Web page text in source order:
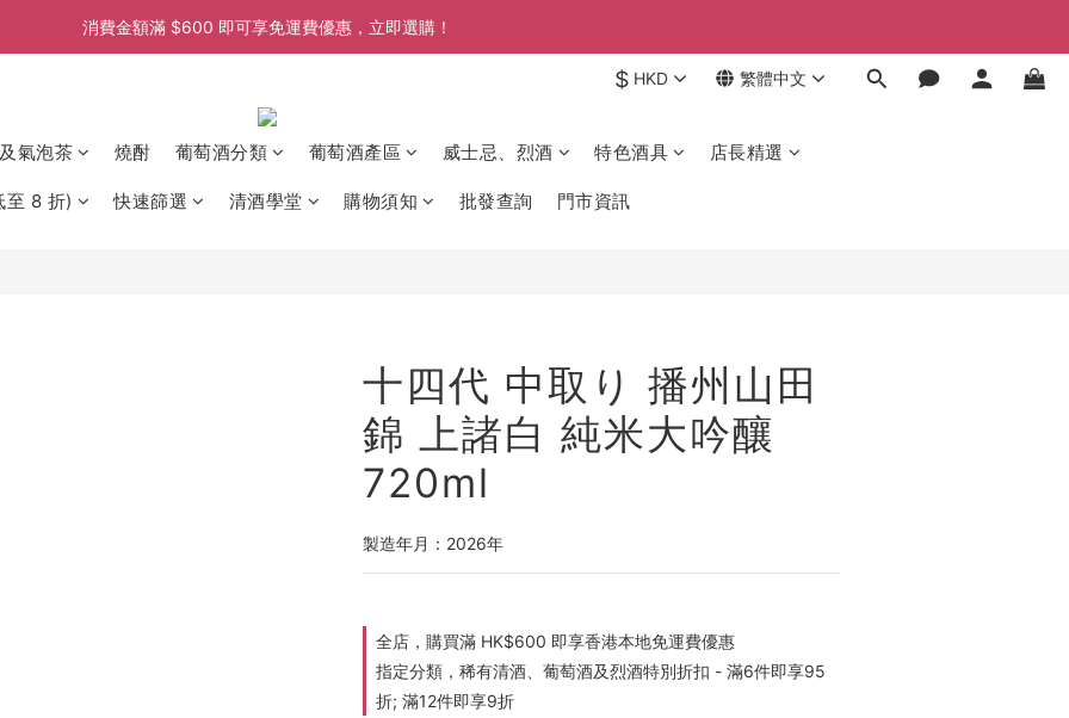
消費金額滿 $600 即可享免運費優惠，立即選購！
消費金額滿 $600 即可享免運費優惠，立即選購！
$ HKD 繁體中文
氣泡茶 燒酎 葡萄酒分類 葡萄酒產區 威士忌、烈酒 特色酒具 店長精選
至 8 折) 快速篩選 清酒學堂 購物須知 批發查詢 門市資訊
十四代 中取り 播州山田
錦 上諸白 純米大吟釀
720ml
製造年月：2026年
全店，購買滿 HK$600 即享香港本地免運費優惠
指定分類，稀有清酒、葡萄酒及烈酒特別折扣 - 滿6件即享95
折; 滿12件即享9折